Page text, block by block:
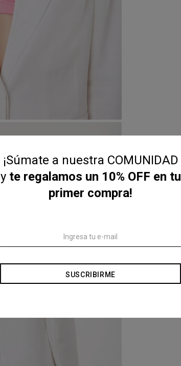
¡Súmate a nuestra COMUNIDAD
y te regalamos un 10% OFF en tu
primer compra!
SUSCRIBIRME